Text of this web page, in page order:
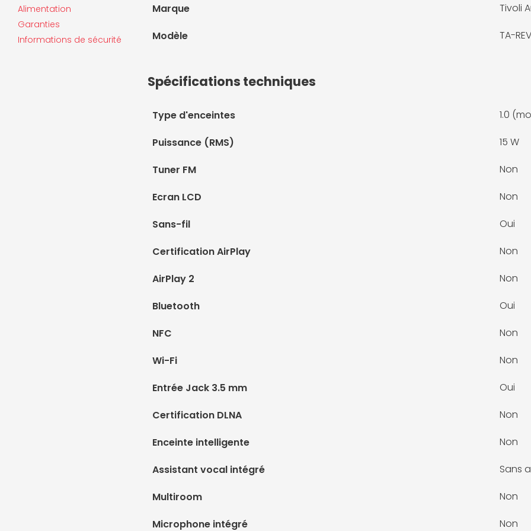
Alimentation
Garanties
Informations de sécurité
Marque Tivoli
Modèle TA-
Spécifications techniques
Type d'enceintes 1.0
Puissance (RMS) 15 W
Tuner FM Non
Ecran LCD Non
Sans-fil Oui
Certification AirPlay Non
AirPlay 2 Non
Bluetooth Oui
NFC Non
Wi-Fi Non
Entrée Jack 3.5 mm Oui
Certification DLNA Non
Enceinte intelligente Non
Assistant vocal intégré Sans
Multiroom Non
Microphone intégré Non